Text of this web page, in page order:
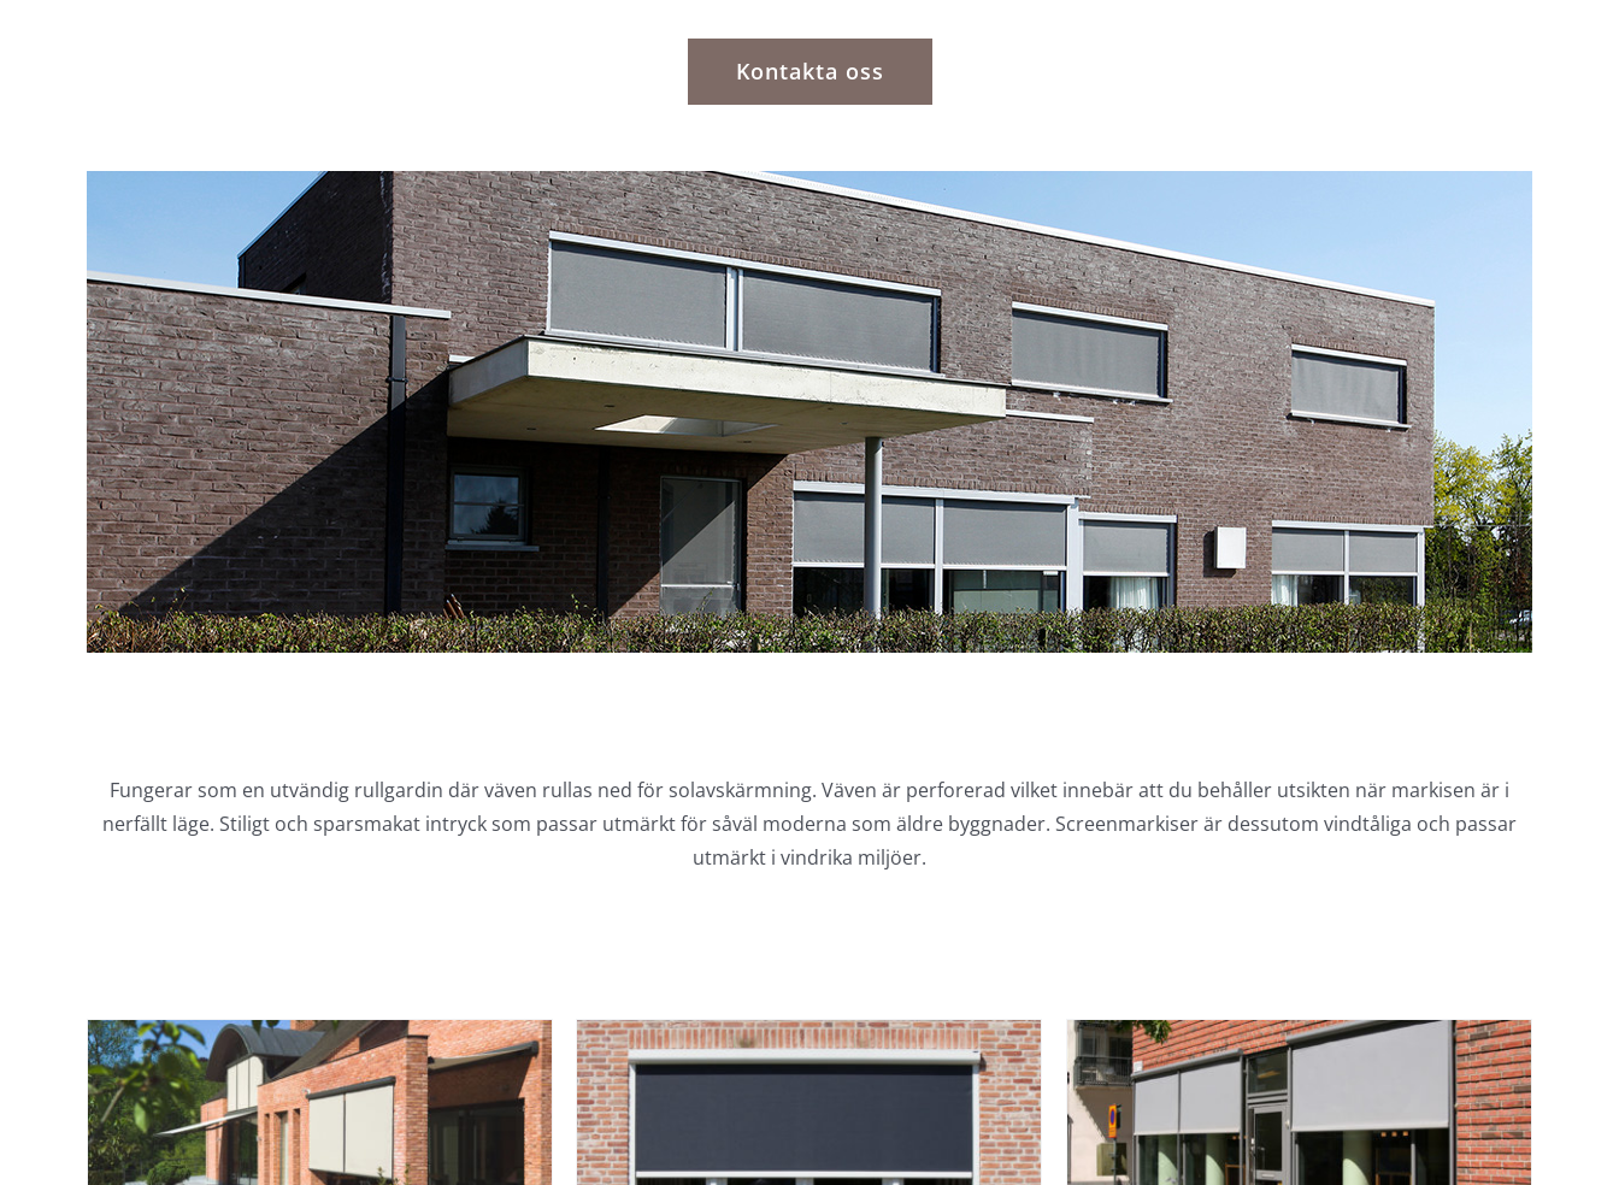
Kontakta oss
Fungerar som en utvändig rullgardin där väven rullas ned för solavskärmning. Väven är perforerad vilket innebär att du behåller utsikten när markisen är i
nerfällt läge. Stiligt och sparsmakat intryck som passar utmärkt för såväl moderna som äldre byggnader. Screenmarkiser är dessutom vindtåliga och passar
utmärkt i vindrika miljöer.